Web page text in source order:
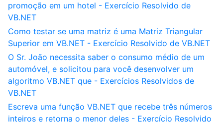
promoção em um hotel - Exercício Resolvido de
VB.NET
Como testar se uma matriz é uma Matriz Triangular
Superior em VB.NET - Exercício Resolvido de VB.NET
O Sr. João necessita saber o consumo médio de um
automóvel, e solicitou para você desenvolver um
algoritmo VB.NET que - Exercícios Resolvidos de
VB.NET
Escreva uma função VB.NET que recebe três números
inteiros e retorna o menor deles - Exercício Resolvido